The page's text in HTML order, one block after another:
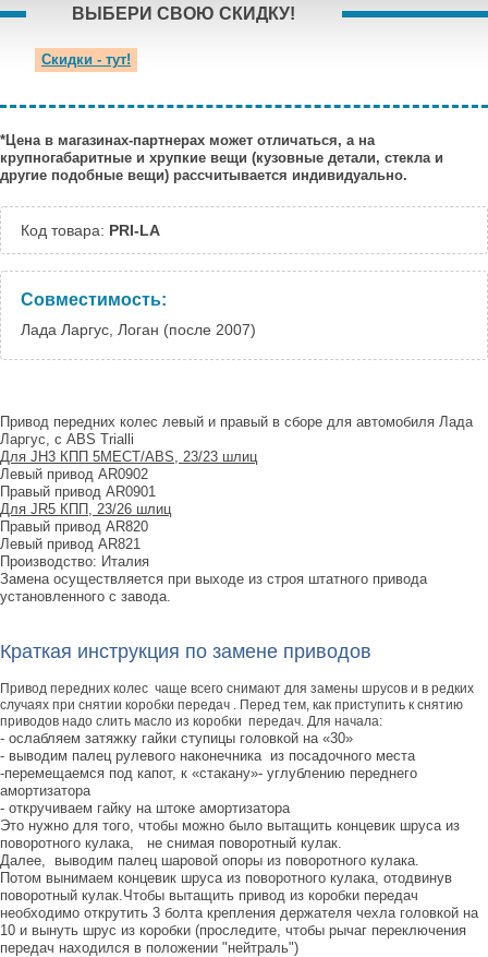
ВЫБЕРИ СВОЮ СКИДКУ!
Скидки - тут!
*Цена в магазинах-партнерах может отличаться, а на
крупногабаритные и хрупкие вещи (кузовные детали, стекла и
другие подобные вещи) рассчитывается индивидуально.
Код товара: PRI-LA
Совместимость:
Лада Ларгус, Логан (после 2007)
Привод передних колес левый и правый в сборе для автомобиля Лада
Ларгус, с ABS Trialli
Для JH3 КПП 5МЕСТ/ABS, 23/23 шлиц
Левый привод AR0902
Правый привод AR0901
Для JR5 КПП, 23/26 шлиц
Правый привод AR820
Левый привод AR821
Производство: Италия
Замена осуществляется при выходе из строя штатного привода
установленного с завода.
Краткая инструкция по замене приводов
Привод передних колес чаще всего снимают для замены шрусов и в редких
случаях при снятии коробки передач . Перед тем, как приступить к снятию
приводов надо слить масло из коробки передач. Для начала:
- ослабляем затяжку гайки ступицы головкой на «30»
- выводим палец рулевого наконечника из посадочного места
-перемещаемся под капот, к «стакану»- углублению переднего
амортизатора
- откручиваем гайку на штоке амортизатора
Это нужно для того, чтобы можно было вытащить концевик шруса из
поворотного кулака, не снимая поворотный кулак.
Далее, выводим палец шаровой опоры из поворотного кулака.
Потом вынимаем концевик шруса из поворотного кулака, отодвинув
поворотный кулак.Чтобы вытащить привод из коробки передач
необходимо открутить 3 болта крепления держателя чехла головкой на
10 и вынуть шрус из коробки (проследите, чтобы рычаг переключения
передач находился в положении "нейтраль")